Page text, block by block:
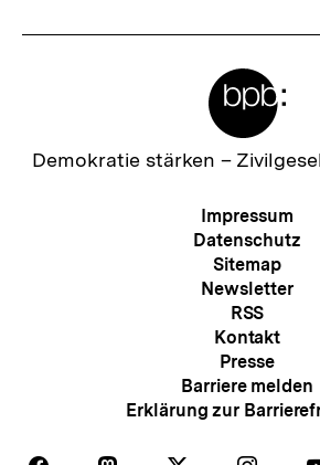
Zur
Demokratie stärken –
Meta-
Impressum
Datenschutz
Sitemap
Newsletter
RSS
Kontakt
Presse
Barriere melden
Erklärung zur